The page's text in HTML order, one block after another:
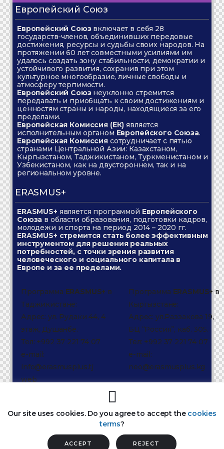
Европейский Союз
Европейский Союзвключает в себя 28
государств-членов, объединивших передовые
достижения, ресурсы и судьбы своих народов. На
протяжении 60 лет совместными усилиями им
удалось создать зону стабильности, демократии и
устойчивого развития, сохранив при этом
культурное многообразие, личные свободы и
атмосферу терпимости.
Европейский Союзнеуклонно стремится
передавать и приобщать к своим достижениям и
ценностям страны и народы, находящиеся за его
пределами.
Европейская Комиссия (ЕК) является
исполнительным органом Европейского Союза.
Европейская Комиссия сотрудничает с пятью
странами Центральной Азии: Казахстаном,
Кыргызстаном, Таджикистаном, Туркменистаном и
Узбекистаном, как на двустороннем, так и на
региональном уровне.
ERASMUS+
ERASMUS+ является программой Европейского
Союза в области образования, подготовки кадров,
молодежи и спорта на период 2014 – 2020 гг.
ERASMUS+ стремится стать более эффективным
инструментом для решения реальных
потребностей, с точки зрения развития
человеческого и социального капитала в
Европе и за ее пределами.
Программа ERASMUS+ в
Таджикистане:
Адрес: ул. Рудаки 44, 4
этаж, Душанбе.
Тел: +992 37 221 74 07
e-mail:
info@erasmusplus.tj
web
http://erasmusplus.tj
Программа ERASMUS+в
Кыргызстане:
Адрес: ул.Раззакова 19,
БЦ “Россия”, каб. 305.
Тел: +992 37 221 74 07
e-mail:
neo@erasmusplus.kg
среднего бизнеса Республики Таджикистан
Our site uses cookies. Do you agree to accept the cookies
terms?
ACCEPT REJECT